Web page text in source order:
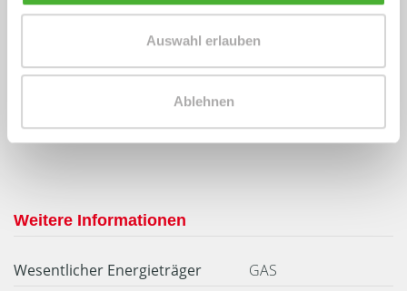
Auswahl erlauben
Ablehnen
115,50 kWh / (m²*a)
Energieverbrauchskennwert
Weitere Informationen
Wesentlicher Energieträger
GAS